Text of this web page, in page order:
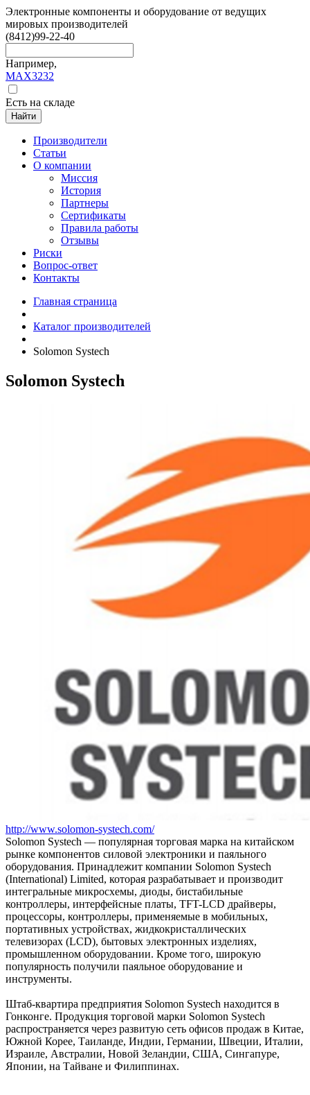
Электронные компоненты и оборудование от ведущих
мировых производителей
(8412)99-22-40
Например,
MAX3232
Есть на складе
Найти
Производители
Статьи
О компании
Миссия
История
Партнеры
Сертификаты
Правила работы
Отзывы
Риски
Вопрос-ответ
Контакты
Главная страница
Каталог производителей
Solomon Systech
Solomon Systech
http://www.solomon-systech.com/
Solomon Systech — популярная торговая марка на китайском
рынке компонентов силовой электроники и паяльного
оборудования. Принадлежит компании Solomon Systech
(International) Limited, которая разрабатывает и производит
интегральные микросхемы, диоды, бистабильные
контроллеры, интерфейсные платы, TFT-LCD драйверы,
процессоры, контроллеры, применяемые в мобильных,
портативных устройствах, жидкокристаллических
телевизорах (LCD), бытовых электронных изделиях,
промышленном оборудовании. Кроме того, широкую
популярность получили паяльное оборудование и
инструменты.
Штаб-квартира предприятия Solomon Systech находится в
Гонконге. Продукция торговой марки Solomon Systech
распространяется через развитую сеть офисов продаж в Китае,
Южной Корее, Таиланде, Индии, Германии, Швеции, Италии,
Израиле, Австралии, Новой Зеландии, США, Сингапуре,
Японии, на Тайване и Филиппинах.